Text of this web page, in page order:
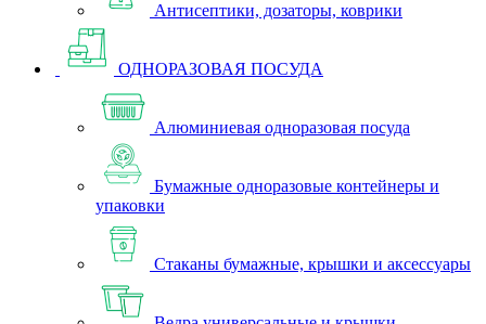
Антисептики, дозаторы, коврики
ОДНОРАЗОВАЯ ПОСУДА
Алюминиевая одноразовая посуда
Бумажные одноразовые контейнеры и
упаковки
Стаканы бумажные, крышки и аксессуары